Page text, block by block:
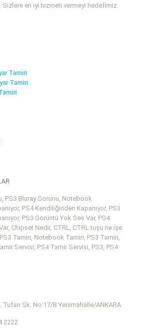
Sizlere en iyi hizmeti vermeyi hedefimiz
Tamiri
Tamiri
PS3 Bluray Sorunu, Notebook
PS4 Kendiliğinden Kapanıyor, PS3
PS3 Görüntü Yok Ses Var, PS4
Chipset Nedir, CTRL, CTRL tuşu ne işe
Tamiri, Notebook Tamiri, PS3 Tamiri,
Servisi, PS4 Tamir Servisi, PS3, PS4
Tufan Sk. No:17/B Yenimahalle/ANKARA
2222